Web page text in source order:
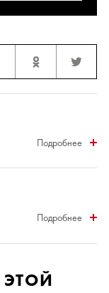
Подробнее
Подробнее